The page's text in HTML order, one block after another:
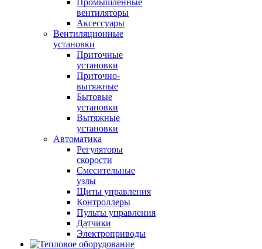
Промышленные
вентиляторы
Аксессуары
Вентиляционные
установки
Приточные
установки
Приточно-
вытяжные
Бытовые
установки
Вытяжные
установки
Автоматика
Регуляторы
скорости
Смесительные
узлы
Щиты управления
Контроллеры
Пульты управления
Датчики
Электроприводы